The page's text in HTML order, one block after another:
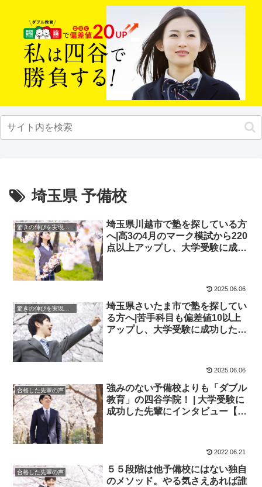
埼玉県 予備校
埼玉県川越市で塾を探している方
へ|高3の4月のマーク模試から220
点以上アップし、大学受験に成功
2025.06.06
驚きの伸びを実現｜先輩列伝
埼玉県さいたま市で塾を探してい
る方へ|苦手科目も偏差値10以上
アップし、大学受験に成功した先
2025.06.06
合格した先輩の声
強みのない予備校よりも「ダブル
教育」の四谷学院！ | 大学受験に
成功した先輩にインタビュー【大
2022.06.21
合格した先輩の声
５５段階は他予備校にはない独自
のメソッド。やる気さえあれば誰